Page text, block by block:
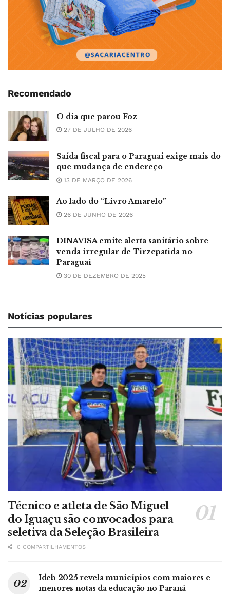
Recomendado
O dia que parou Foz
27 DE JULHO DE 2026
Saída fiscal para o Paraguai exige mais do
que mudança de endereço
13 DE MARÇO DE 2026
Ao lado do “Livro Amarelo”
26 DE JUNHO DE 2026
DINAVISA emite alerta sanitário sobre
venda irregular de Tirzepatida no
Paraguai
30 DE DEZEMBRO DE 2025
Notícias populares
Técnico e atleta de São Miguel
do Iguaçu são convocados para
seletiva da Seleção Brasileira
0 COMPARTILHAMENTOS
Ideb 2025 revela municípios com maiores e
menores notas da educação no Paraná